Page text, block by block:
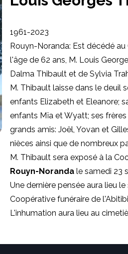
1961-2023
Rouyn-Noranda: Est décédé
l'âge de 62 ans, M. Louis
Dalma Thibault et de Sylvia
M. Thibault laisse dans le deuil
enfants Elizabeth et Eleanore;
enfants Mïa et Wyatt; ses
grands amis: Joël, Yovan et
nièces ainsi que de nombreux
M. Thibault sera exposé à la
Rouyn-Noranda le samedi 23
Une dernière pensée aura lieu
Coopérative funéraire de
L'inhumation aura lieu au